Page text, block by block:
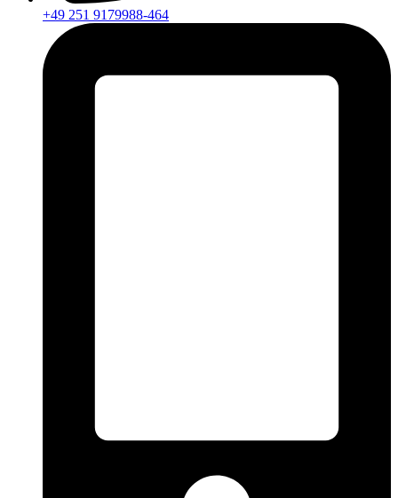
+49 251 9179988-464